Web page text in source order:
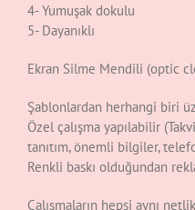
4- Yumuşak dokulu
5- Dayanıklı
Ekran Silme Mendili (optic
Şablonlardan herhangi biri
Özel çalışma yapılabilir
tanıtım, önemli bilgiler,
Renkli baskı olduğundan
Çalışmaların hepsi aynı